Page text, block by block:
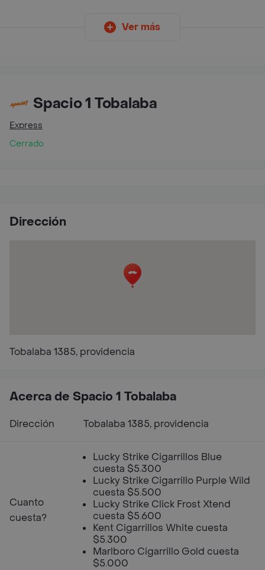
Ver más
Spacio 1 Tobalaba
Express
Cerrado
Dirección
Tobalaba 1385, providencia
Acerca de Spacio 1 Tobalaba
Dirección Tobalaba 1385, providencia
Cuanto
cuesta?
Lucky Strike Cigarrillos Blue
cuesta $5.300
Lucky Strike Cigarrillo Purple Wild
cuesta $5.500
Lucky Strike Click Frost Xtend
cuesta $5.600
Kent Cigarrillos White cuesta
$5.300
Marlboro Cigarrillo Gold cuesta
$5.000